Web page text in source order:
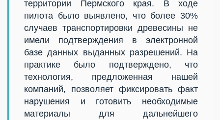
территории Пермского края. В ходе
пилота было выявлено, что более 30%
случаев транспортировки древесины не
имели подтверждения в электронной
базе данных выданных разрешений. На
практике было подтверждено, что
технология, предложенная нашей
компаний, позволяет фиксировать факт
нарушения и готовить необходимые
материалы для дальнейшего